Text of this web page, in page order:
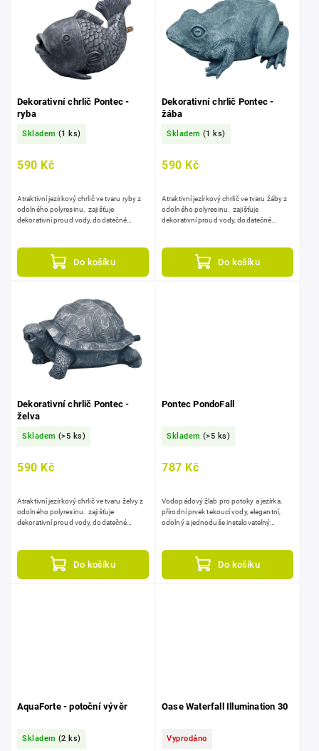
Dekorativní chrlič Pontec -
ryba
Skladem (1 ks)
590 Kč
Do košíku
Atraktivní jezírkový chrlič ve tvaru ryby z
odolného polyresinu. zajišťuje
dekorativní proud vody, dodatečné
Dekorativní chrlič Pontec -
žába
Skladem (1 ks)
590 Kč
Do košíku
Atraktivní jezírkový chrlič ve tvaru žáby z
odolného polyresinu. zajišťuje
dekorativní proud vody, dodatečné
Dekorativní chrlič Pontec -
želva
Skladem (>5 ks)
590 Kč
Do košíku
Atraktivní jezírkový chrlič ve tvaru želvy z
odolného polyresinu. zajišťuje
dekorativní proud vody, dodatečné
Pontec PondoFall
Skladem (>5 ks)
787 Kč
Do košíku
Vodopádový žlab pro potoky a jezírka.
přírodní prvek tekoucí vody, elegantní,
odolný a jednoduše instalovatelný
AquaForte - potoční vývěr
Skladem (2 ks)
Oase Waterfall Illumination 30
Vyprodáno